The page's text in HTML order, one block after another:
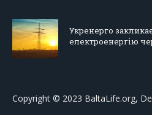
Укренерго
електроенергію
Copyright © 2023 BaltaLife.org,